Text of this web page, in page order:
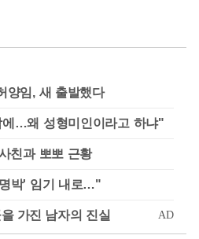
양임, 새 출발했다
…왜 성형미인이라고 하냐"
친과 뽀뽀 근황
박' 임기 내로…"